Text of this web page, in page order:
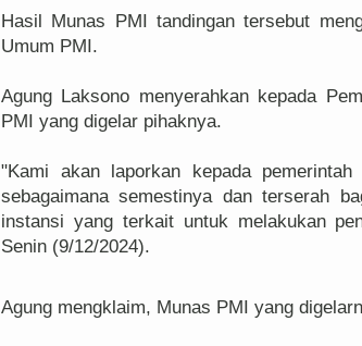
Hasil Munas PMI tandingan tersebut
Umum PMI.
Agung Laksono menyerahkan kepada
PMI yang digelar pihaknya.
"Kami akan laporkan kepada
sebagaimana semestinya dan terserah
instansi yang terkait untuk melakukan
Senin (9/12/2024).
Agung mengklaim, Munas PMI yang